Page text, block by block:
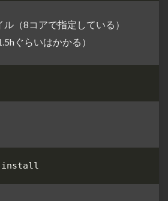
（8コアで指定している）
ぐらいはかかる）